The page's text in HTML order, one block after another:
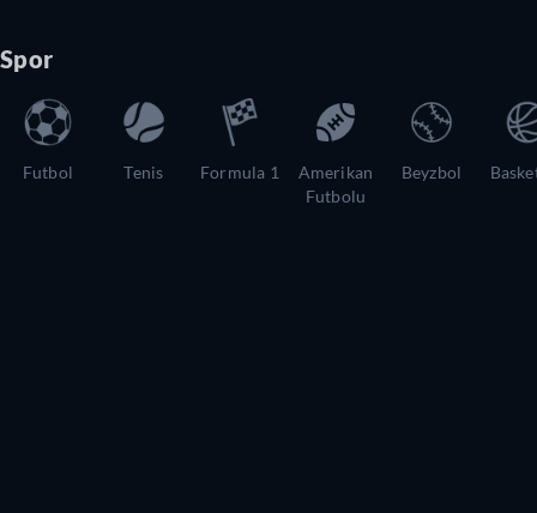
Spor
Futbol Tenis Formula 1
Amerikan
Futbolu
Beyzbol